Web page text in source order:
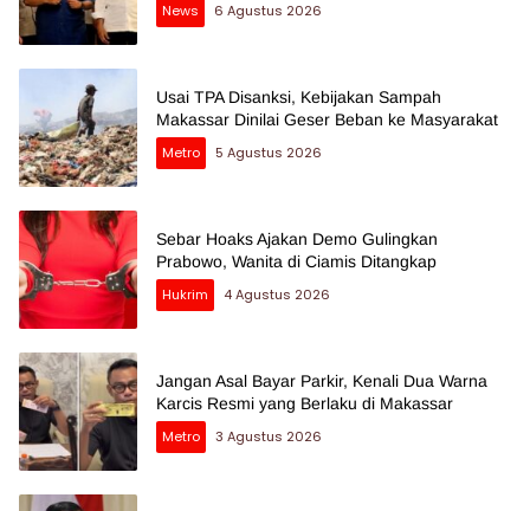
News
6 Agustus 2026
Usai TPA Disanksi, Kebijakan Sampah
Makassar Dinilai Geser Beban ke Masyarakat
Metro
5 Agustus 2026
Sebar Hoaks Ajakan Demo Gulingkan
Prabowo, Wanita di Ciamis Ditangkap
Hukrim
4 Agustus 2026
Jangan Asal Bayar Parkir, Kenali Dua Warna
Karcis Resmi yang Berlaku di Makassar
Metro
3 Agustus 2026